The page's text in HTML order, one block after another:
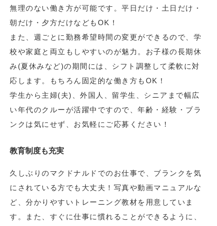
無理のない働き方が可能です。平日だけ・土日だけ・
朝だけ・夕方だけなどもOK！
また、週ごとに勤務希望時間の変更ができるので、学
校や家庭と両立もしやすいのが魅力。お子様の長期休
み(夏休みなど)の期間には、シフト調整して柔軟に対
応します。もちろん固定的な働き方もOK！
学生から主婦(夫)、外国人、留学生、シニアまで幅広
い年代のクルーが活躍中ですので、年齢・経験・ブラ
ンクは気にせず、お気軽にご応募ください！
教育制度も充実
久しぶりのマクドナルドでのお仕事で、ブランクを気
にされている方でも大丈夫！写真や動画マニュアルな
ど、分かりやすいトレーニング教材を用意していま
す。また、すぐに仕事に慣れることができるように、